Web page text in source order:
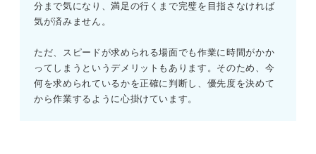
分まで気になり、満足の行くまで完璧を目指さなければ
気が済みません。
ただ、スピードが求められる場面でも作業に時間がかか
ってしまうというデメリットもあります。そのため、今
何を求められているかを正確に判断し、優先度を決めて
から作業するように心掛けています。